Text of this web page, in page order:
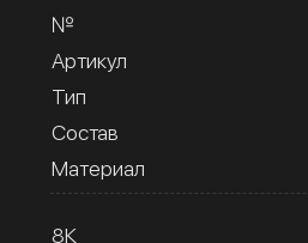
№
Артикул
Тип
Состав
Материал
8К